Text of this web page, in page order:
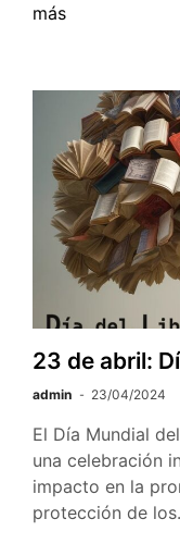
más
23 de abril:
admin 23/04/2024
El Día Mundial
una celebración
impacto en la
protección de